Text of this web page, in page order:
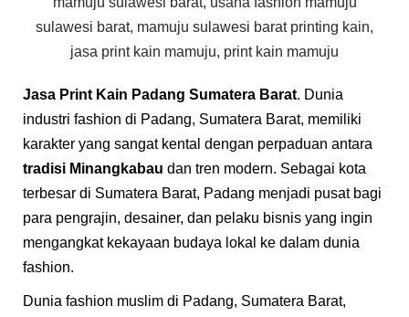
Jasa Print Kain Padang Sumatera Barat. Dunia
industri fashion di Padang, Sumatera Barat, memiliki
karakter yang sangat kental dengan perpaduan antara
tradisi Minangkabau dan tren modern. Sebagai kota
terbesar di Sumatera Barat, Padang menjadi pusat bagi
para pengrajin, desainer, dan pelaku bisnis yang ingin
mengangkat kekayaan budaya lokal ke dalam dunia
fashion.
Dunia fashion muslim di Padang, Sumatera Barat,